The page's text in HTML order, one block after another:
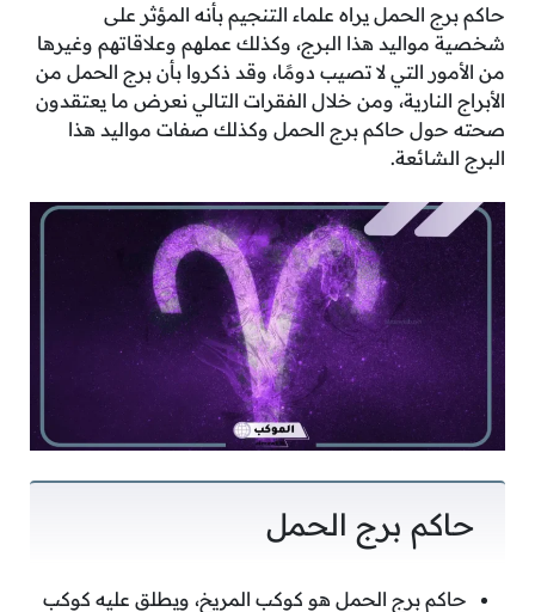
حاكم برج الحمل يراه علماء التنجيم بأنه المؤثر على
شخصية مواليد هذا البرج، وكذلك عملهم وعلاقاتهم وغيرها
من الأمور التي لا تصيب دومًا، وقد ذكروا بأن برج الحمل من
الأبراج النارية، ومن خلال الفقرات التالي نعرض ما يعتقدون
صحته حول حاكم برج الحمل وكذلك صفات مواليد هذا
البرج الشائعة.
حاكم برج الحمل
حاكم برج الحمل هو كوكب المريخ، ويطلق عليه كوكب